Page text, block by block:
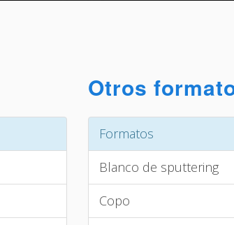
Otros
Formatos
Blanco de sputtering
Copo